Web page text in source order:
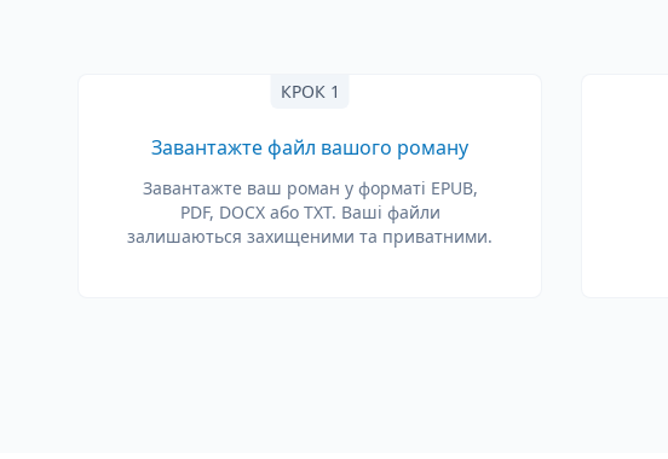
КРОК 1
Завантажте файл вашого роману
Завантажте ваш роман у форматі EPUB,
PDF, DOCX або TXT. Ваші файли
залишаються захищеними та приватними.